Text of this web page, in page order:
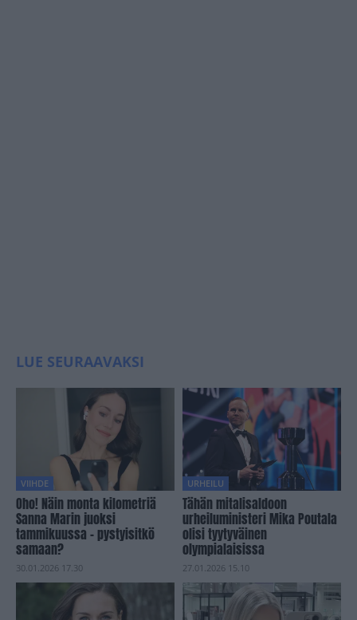
LUE SEURAAVAKSI
VIIHDE
Oho! Näin monta kilometriä
Sanna Marin juoksi
tammikuussa – pystyisitkö
samaan?
30.01.2026 17.30
URHEILU
Tähän mitalisaldoon
urheiluministeri Mika Poutala
olisi tyytyväinen
olympialaisissa
27.01.2026 15.10